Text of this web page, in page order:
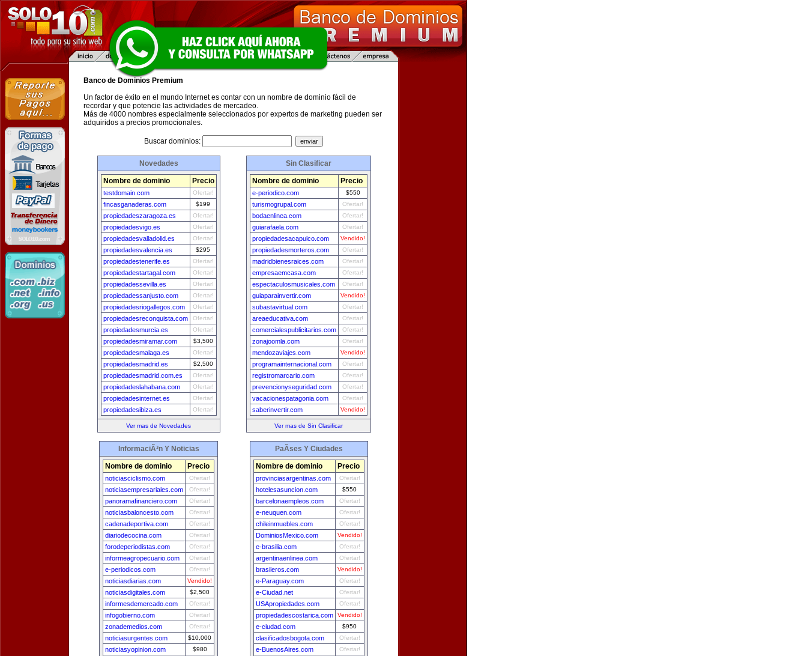
Banco de Dominios Premium
Un factor de éxito en el mundo Internet es contar con un nombre de dominio fácil de
recordar y que potencie las actividades de mercadeo.
Más de 4000 nombres especialmente seleccionados por expertos de marketing pueden ser
adquiridos a precios promocionales.
Buscar dominios:
Novedades
Nombre de dominio Precio
testdomain.com Ofertar!
fincasganaderas.com $199
propiedadeszaragoza.es Ofertar!
propiedadesvigo.es Ofertar!
propiedadesvalladolid.es Ofertar!
propiedadesvalencia.es $295
propiedadestenerife.es Ofertar!
propiedadestartagal.com Ofertar!
propiedadessevilla.es Ofertar!
propiedadessanjusto.com Ofertar!
propiedadesriogallegos.com Ofertar!
propiedadesreconquista.com Ofertar!
propiedadesmurcia.es Ofertar!
propiedadesmiramar.com $3,500
propiedadesmalaga.es Ofertar!
propiedadesmadrid.es $2,500
propiedadesmadrid.com.es Ofertar!
propiedadeslahabana.com Ofertar!
propiedadesinternet.es Ofertar!
propiedadesibiza.es Ofertar!
Ver mas de Novedades
Sin Clasificar
Nombre de dominio Precio
e-periodico.com $550
turismogrupal.com Ofertar!
bodaenlinea.com Ofertar!
guiarafaela.com Ofertar!
propiedadesacapulco.com Vendido!
propiedadesmorteros.com Ofertar!
madridbienesraices.com Ofertar!
empresaemcasa.com Ofertar!
espectaculosmusicales.com Ofertar!
guiaparainvertir.com Vendido!
subastavirtual.com Ofertar!
areaeducativa.com Ofertar!
comercialespublicitarios.com Ofertar!
zonajoomla.com Ofertar!
mendozaviajes.com Vendido!
programainternacional.com Ofertar!
registromarcario.com Ofertar!
prevencionyseguridad.com Ofertar!
vacacionespatagonia.com Ofertar!
saberinvertir.com Vendido!
Ver mas de Sin Clasificar
InformaciÃ³n Y Noticias
Nombre de dominio Precio
noticiasciclismo.com Ofertar!
noticiasempresariales.com Ofertar!
panoramafinanciero.com Ofertar!
noticiasbaloncesto.com Ofertar!
cadenadeportiva.com Ofertar!
diariodecocina.com Ofertar!
forodeperiodistas.com Ofertar!
informeagropecuario.com Ofertar!
e-periodicos.com Ofertar!
noticiasdiarias.com Vendido!
noticiasdigitales.com $2,500
informesdemercado.com Ofertar!
infogobierno.com Ofertar!
zonademedios.com Ofertar!
noticiasurgentes.com $10,000
noticiasyopinion.com $980
PaÃ­ses Y Ciudades
Nombre de dominio Precio
provinciasargentinas.com Ofertar!
hotelesasuncion.com $550
barcelonaempleos.com Ofertar!
e-neuquen.com Ofertar!
chileinmuebles.com Ofertar!
DominiosMexico.com Vendido!
e-brasilia.com Ofertar!
argentinaenlinea.com Ofertar!
brasileros.com Vendido!
e-Paraguay.com Ofertar!
e-Ciudad.net Ofertar!
USApropiedades.com Ofertar!
propiedadescostarica.com Vendido!
e-ciudad.com $950
clasificadosbogota.com Ofertar!
e-BuenosAires.com Ofertar!